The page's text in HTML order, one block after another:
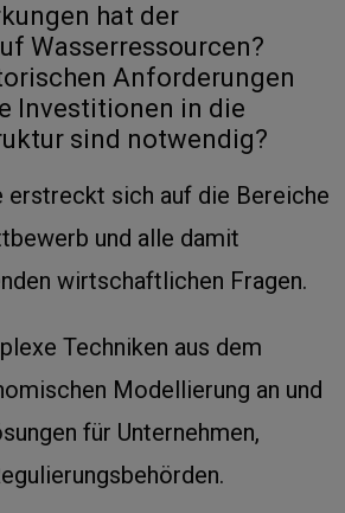
hat der
Wasserressourcen?
Anforderungen
Investitionen in die
sind notwendig?
erstreckt sich auf die Bereiche
und alle damit
wirtschaftlichen Fragen.
Techniken aus dem
Modellierung an und
für Unternehmen,